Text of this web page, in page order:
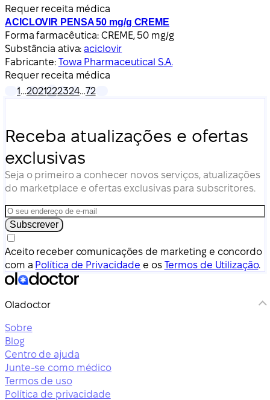
Requer receita médica
ACICLOVIR PENSA 50 mg/g CREME
Forma farmacêutica: CREME, 50 mg/g
Substância ativa:aciclovir
Fabricante: Towa Pharmaceutical S.A.
Requer receita médica
1…2021222324…72
Receba atualizações e ofertas
exclusivas
Seja o primeiro a conhecer novos serviços, atualizações
do marketplace e ofertas exclusivas para subscritores.
Subscrever
Aceito receber comunicações de marketing e concordo
com a Política de Privacidade e os Termos de Utilização.
Oladoctor
Sobre
Blog
Centro de ajuda
Junte-se como médico
Termos de uso
Política de privacidade